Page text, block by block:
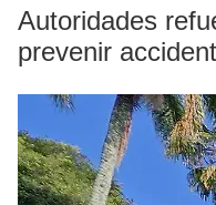
Autoridades
prevenir